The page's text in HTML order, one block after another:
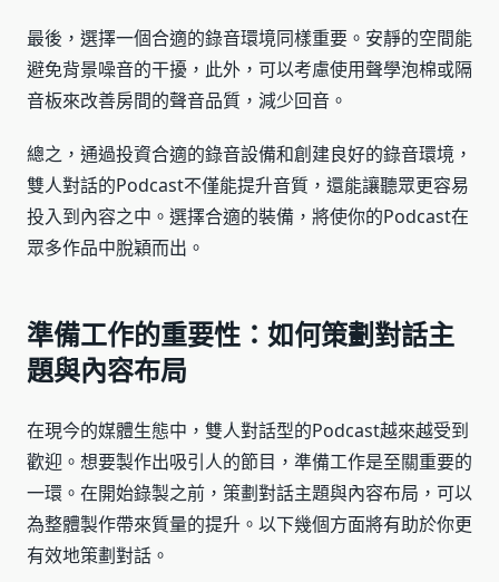
最後，選擇一個合適的錄音環境同樣重要。安靜的空間能
避免背景噪音的干擾，此外，可以考慮使用聲學泡棉或隔
音板來改善房間的聲音品質，減少回音。
總之，通過投資合適的錄音設備和創建良好的錄音環境，
雙人對話的Podcast不僅能提升音質，還能讓聽眾更容易
投入到內容之中。選擇合適的裝備，將使你的Podcast在
眾多作品中脫穎而出。
準備工作的重要性：如何策劃對話主
題與內容布局
在現今的媒體生態中，雙人對話型的Podcast越來越受到
歡迎。想要製作出吸引人的節目，準備工作是至關重要的
一環。在開始錄製之前，策劃對話主題與內容布局，可以
為整體製作帶來質量的提升。以下幾個方面將有助於你更
有效地策劃對話。